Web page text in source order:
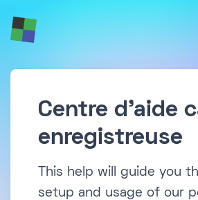
Centre d'aide
enregistreuse
This help will guide you
setup and usage of our